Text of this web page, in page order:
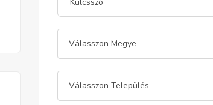
Válasszon Megye
Válasszon Település